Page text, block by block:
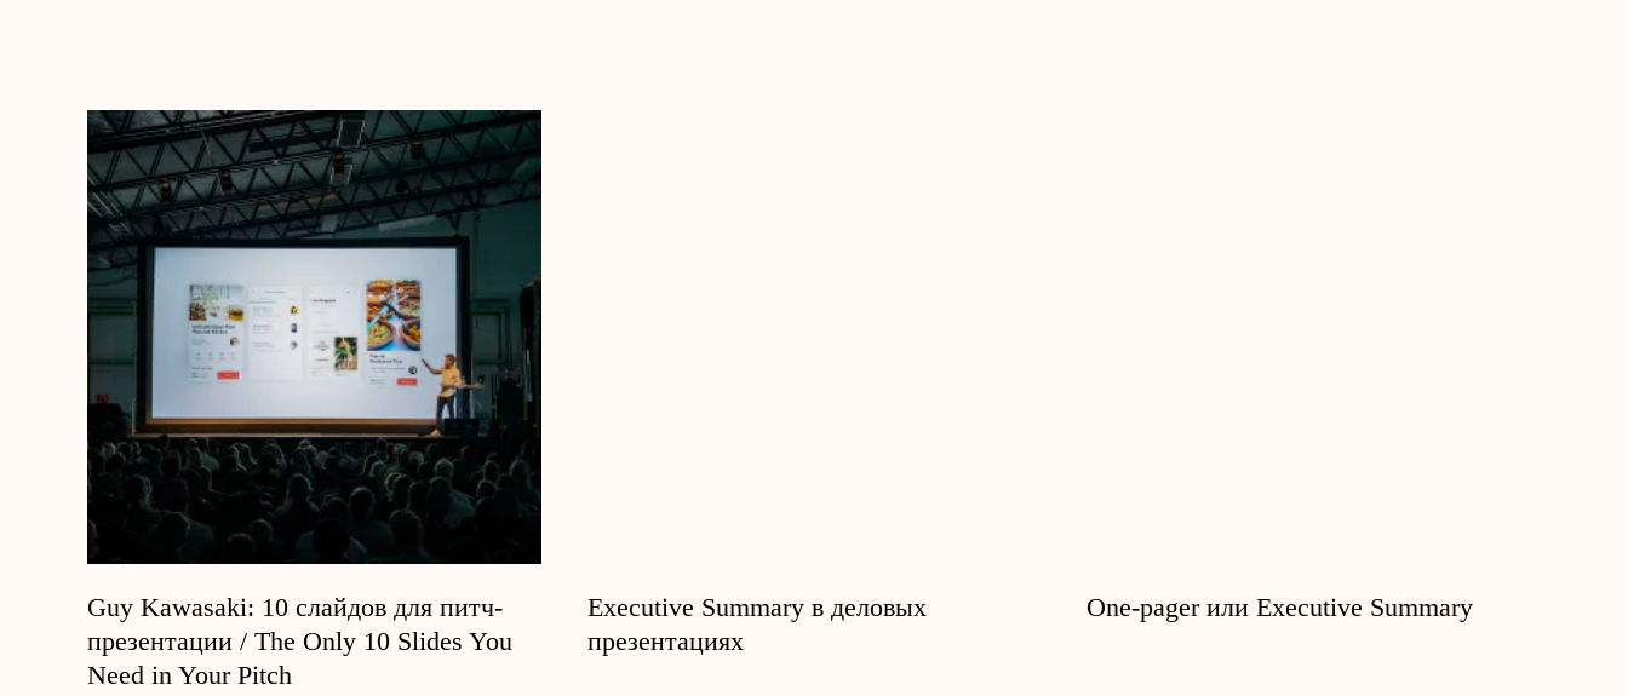
Guy Kawasaki: 10 слайдов для питч-
презентации / The Only 10 Slides You
Need in Your Pitch
Executive Summary в деловых
презентациях
One-pager или Executive Summary